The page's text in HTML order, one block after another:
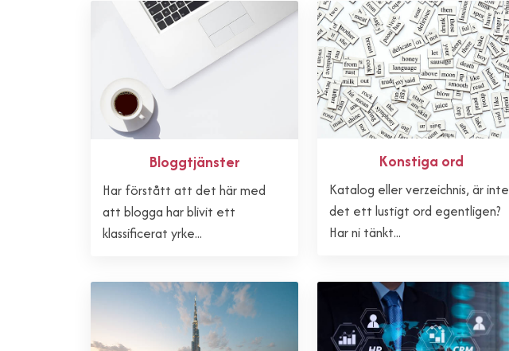
Bloggtjänster
Har förstått att det här med
att blogga har blivit ett
klassificerat yrke...
Konstiga ord
Katalog eller verzeichnis, är inte
det ett lustigt ord egentligen?
Har ni tänkt...